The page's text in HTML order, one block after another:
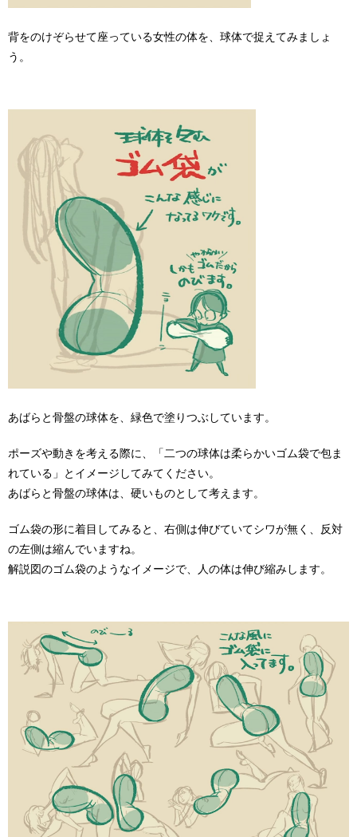
背をのけぞらせて座っている女性の体を、球体で捉えてみましょ
う。
あばらと骨盤の球体を、緑色で塗りつぶしています。
ポーズや動きを考える際に、「二つの球体は柔らかいゴム袋で包ま
れている」とイメージしてみてください。
あばらと骨盤の球体は、硬いものとして考えます。
ゴム袋の形に着目してみると、右側は伸びていてシワが無く、反対
の左側は縮んでいますね。
解説図のゴム袋のようなイメージで、人の体は伸び縮みします。